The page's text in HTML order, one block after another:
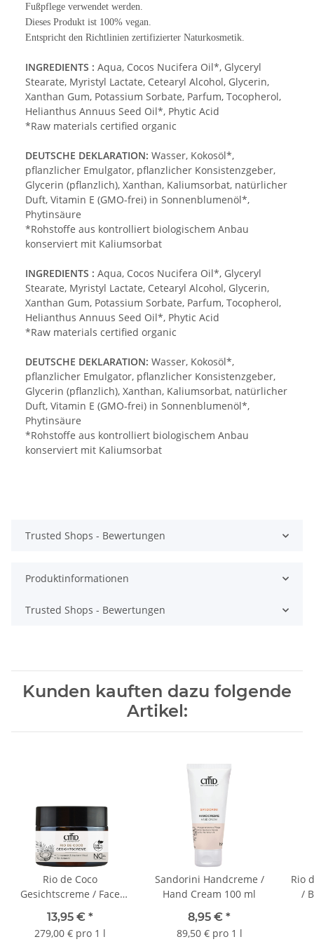
Fußpflege verwendet werden.
Dieses Produkt ist 100% vegan.
Entspricht den Richtlinien zertifizierter Naturkosmetik.
INGREDIENTS : Aqua, Cocos Nucifera Oil*, Glyceryl
Stearate, Myristyl Lactate, Cetearyl Alcohol, Glycerin,
Xanthan Gum, Potassium Sorbate, Parfum, Tocopherol,
Helianthus Annuus Seed Oil*, Phytic Acid
*Raw materials certified organic
DEUTSCHE DEKLARATION: Wasser, Kokosöl*,
pflanzlicher Emulgator, pflanzlicher Konsistenzgeber,
Glycerin (pflanzlich), Xanthan, Kaliumsorbat, natürlicher
Duft, Vitamin E (GMO-frei) in Sonnenblumenöl*,
Phytinsäure
*Rohstoffe aus kontrolliert biologischem Anbau
konserviert mit Kaliumsorbat
INGREDIENTS : Aqua, Cocos Nucifera Oil*, Glyceryl
Stearate, Myristyl Lactate, Cetearyl Alcohol, Glycerin,
Xanthan Gum, Potassium Sorbate, Parfum, Tocopherol,
Helianthus Annuus Seed Oil*, Phytic Acid
*Raw materials certified organic
DEUTSCHE DEKLARATION: Wasser, Kokosöl*,
pflanzlicher Emulgator, pflanzlicher Konsistenzgeber,
Glycerin (pflanzlich), Xanthan, Kaliumsorbat, natürlicher
Duft, Vitamin E (GMO-frei) in Sonnenblumenöl*,
Phytinsäure
*Rohstoffe aus kontrolliert biologischem Anbau
konserviert mit Kaliumsorbat
Trusted Shops - Bewertungen
Produktinformationen
Trusted Shops - Bewertungen
Kunden kauften dazu folgende
Artikel:
Rio de Coco
Gesichtscreme / Face
13,95 € *
279,00 € pro 1 l
Sandorini Handcreme /
Hand Cream 100 ml
8,95 € *
89,50 € pro 1 l
Rio
/